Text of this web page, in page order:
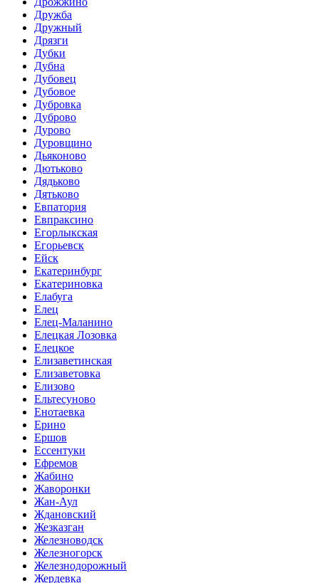
Дружба
Дружный
Дрязги
Дубки
Дубна
Дубовец
Дубовое
Дубровка
Дуброво
Дурово
Дуровщино
Дьяконово
Дютьково
Дядьково
Дятьково
Евпатория
Евпраксино
Егорлыкская
Егорьевск
Ейск
Екатеринбург
Екатериновка
Елабуга
Елец
Елец-Маланино
Елецкая Лозовка
Елецкое
Елизаветинская
Елизаветовка
Елизово
Ельтесуново
Енотаевка
Ерино
Ершов
Ессентуки
Ефремов
Жабино
Жаворонки
Жан-Аул
Ждановский
Жезказган
Железноводск
Железногорск
Железнодорожный
Жердевка